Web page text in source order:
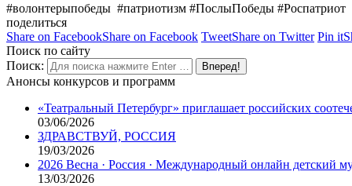
#волонтерыпобеды #патриотизм #ПослыПобеды #Роспатриот
поделиться
Share on FacebookShare on Facebook TweetShare on Twitter Pin it
Поиск по сайту
Поиск:
Анонсы конкурсов и программ
«Театральный Петербург» приглашает российских
03/06/2026
ЗДРАВСТВУЙ, РОССИЯ
19/03/2026
2026 Весна · Россия · Международный онлайн детский
13/03/2026